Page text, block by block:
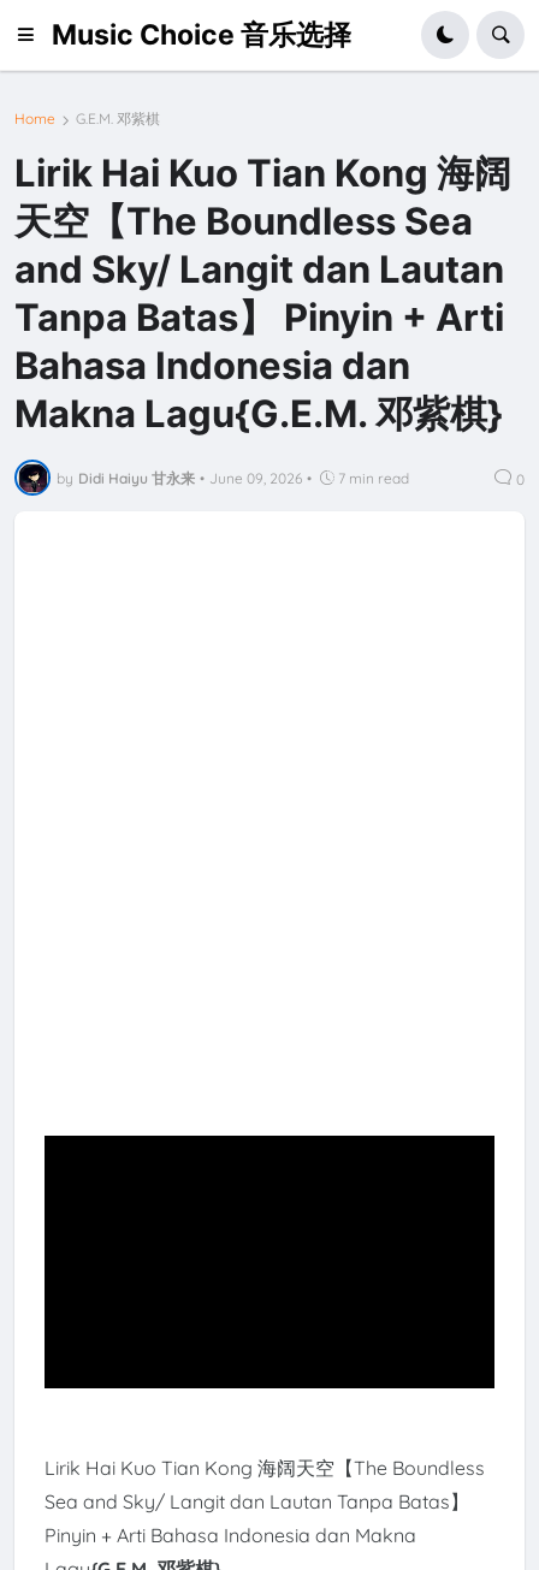
Music Choice 音乐选择
Home G.E.M. 邓紫棋
Lirik Hai Kuo Tian Kong 海阔
天空【The Boundless Sea
and Sky/ Langit dan Lautan
Tanpa Batas】 Pinyin + Arti
Bahasa Indonesia dan
Makna Lagu{G.E.M. 邓紫棋}
by Didi Haiyu 甘永来 • June 09, 2026 • 7 min read 0
Lirik Hai Kuo Tian Kong 海阔天空【The Boundless
Sea and Sky/ Langit dan Lautan Tanpa Batas】
Pinyin + Arti Bahasa Indonesia dan Makna